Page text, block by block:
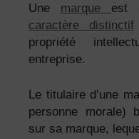
Une marque est
caractère distinctif
propriété
entreprise.
Le titulaire d’une
personne morale)
sur sa marque,